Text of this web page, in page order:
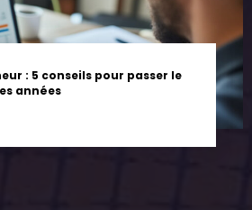
: 5 conseils pour passer le
années